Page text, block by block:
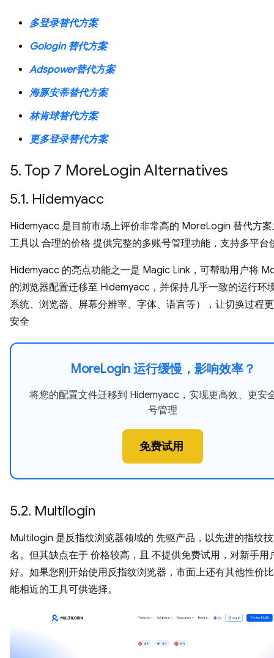
多登录替代方案
Gologin 替代方案
Adspower替代方案
海豚安蒂替代方案
林肯球替代方案
更多登录替代方案
5. Top 7 MoreLogin Alternatives
5.1. Hidemyacc
Hidemyacc 是目前市场上评价非常高的 MoreLogin 替代方
工具以 合理的价格 提供完整的多账号管理功能，支持多平台
Hidemyacc 的亮点功能之一是 Magic Link，可帮助用户将
的浏览器配置迁移至 Hidemyacc，并保持几乎一致的运行环
系统、浏览器、屏幕分辨率、字体、语言等），让切换过程
安全
MoreLogin 运行缓慢，影响效率？
将您的配置文件迁移到 Hidemyacc，实现更高效、更安
号管理
免费试用
5.2. Multilogin
Multilogin 是反指纹浏览器领域的 先驱产品，以先进的指纹
名。但其缺点在于 价格较高，且 不提供免费试用，对新手用
好。如果您刚开始使用反指纹浏览器，市面上还有其他性价
能相近的工具可供选择。